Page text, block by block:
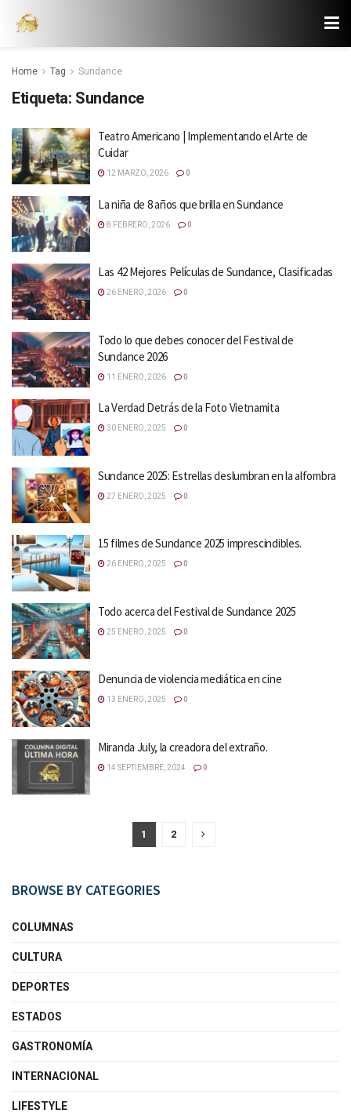
Home Tag Sundance
Etiqueta: Sundance
Teatro Americano | Implementando el Arte de
Cuidar
12 MARZO, 2026 0
La niña de 8 años que brilla en Sundance
8 FEBRERO, 2026 0
Las 42 Mejores Películas de Sundance, Clasificadas
26 ENERO, 2026 0
Todo lo que debes conocer del Festival de
Sundance 2026
11 ENERO, 2026 0
La Verdad Detrás de la Foto Vietnamita
30 ENERO, 2025 0
Sundance 2025: Estrellas deslumbran en la alfombra
27 ENERO, 2025 0
15 filmes de Sundance 2025 imprescindibles.
26 ENERO, 2025 0
Todo acerca del Festival de Sundance 2025
25 ENERO, 2025 0
Denuncia de violencia mediática en cine
13 ENERO, 2025 0
Miranda July, la creadora del extraño.
14 SEPTIEMBRE, 2024 0
1 2
BROWSE BY CATEGORIES
COLUMNAS
CULTURA
DEPORTES
ESTADOS
GASTRONOMÍA
INTERNACIONAL
LIFESTYLE